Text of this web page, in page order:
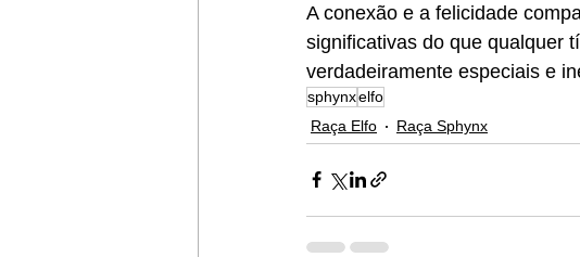
A conexão e a felicidade
significativas do que qualquer
verdadeiramente especiais e
sphynxelfo
Raça Elfo
Raça Sphynx